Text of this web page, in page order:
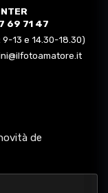
69 71 47
9-13 e 14.30-18.30)
de